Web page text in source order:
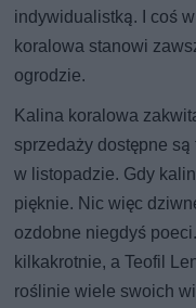
indywidualistką. I coś
koralowa stanowi
ogrodzie.
Kalina koralowa
sprzedaży dostępne
w listopadzie. Gdy
pięknie. Nic więc
ozdobne niegdyś
kilkakrotnie, a Teofil
roślinie wiele swoich